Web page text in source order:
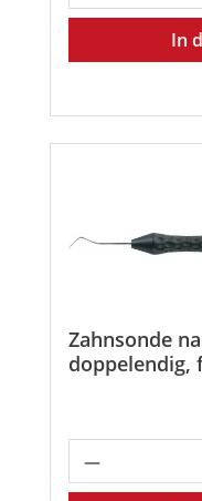
In
Zahnsonde
doppelendig,
Produkt